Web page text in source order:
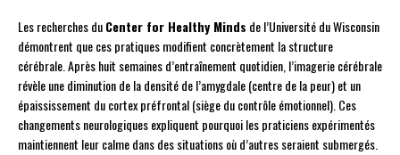
Les recherches duCenter for Healthy Minds de l’Université du Wisconsin
démontrent que ces pratiques modifient concrètement la structure
cérébrale. Après huit semaines d’entraînement quotidien, l’imagerie cérébrale
révèle une diminution de la densité de l’amygdale (centre de la peur) et un
épaississement du cortex préfrontal (siège du contrôle émotionnel). Ces
changements neurologiques expliquent pourquoi les praticiens expérimentés
maintiennent leur calme dans des situations où d’autres seraient submergés.